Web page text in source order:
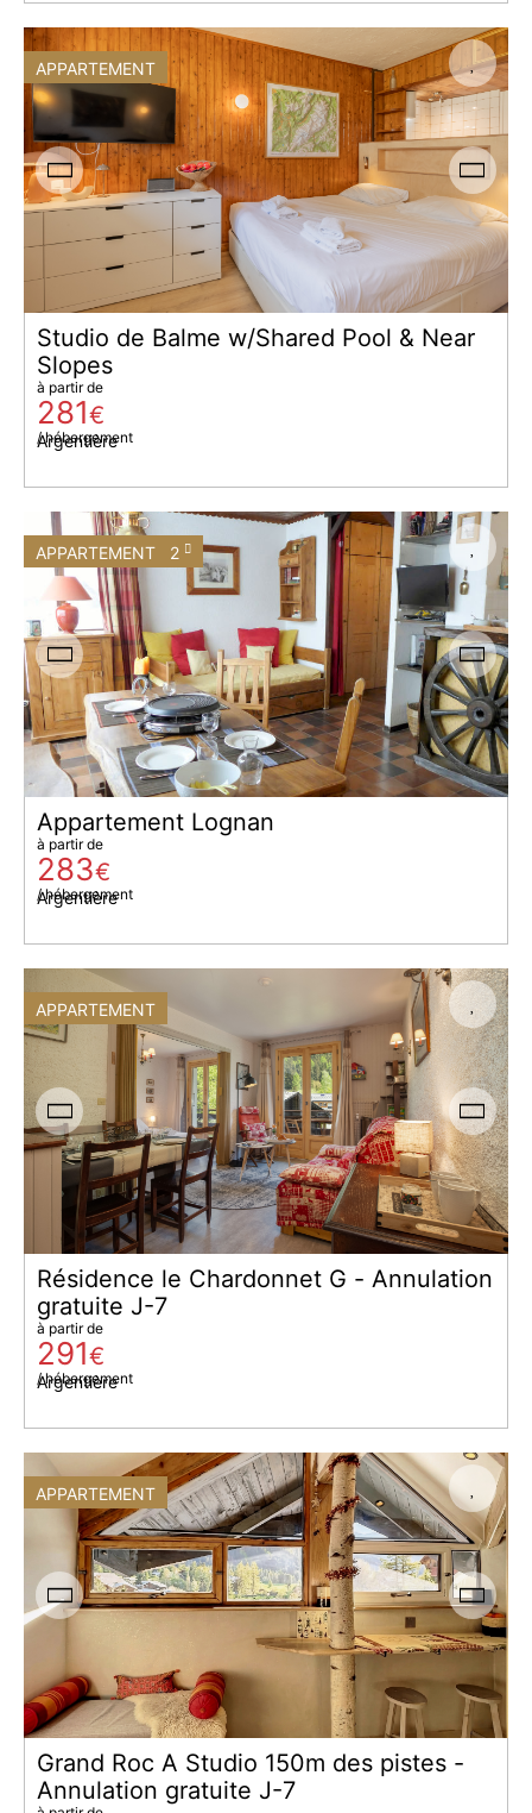
APPARTEMENT
Studio de Balme w/Shared Pool & Near
Slopes
Argentière
à partir de
281€
/ hébergement
APPARTEMENT 2
Appartement Lognan
Argentière
à partir de
283€
/ hébergement
APPARTEMENT
Résidence le Chardonnet G - Annulation
gratuite J-7
Argentière
à partir de
291€
/ hébergement
APPARTEMENT
Grand Roc A Studio 150m des pistes -
Annulation gratuite J-7